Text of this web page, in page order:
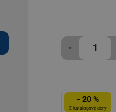
-
- 20 %
Z katalogové ceny